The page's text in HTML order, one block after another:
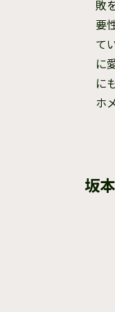
敗
要
て
に
に
ホ
坂